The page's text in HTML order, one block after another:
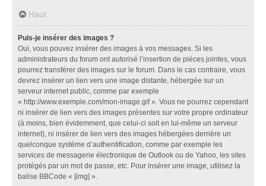
Haut
Puis-je insérer des images ?
Oui, vous pouvez insérer des images à vos messages. Si les
administrateurs du forum ont autorisé l’insertion de pièces jointes, vous
pourrez transférer des images sur le forum. Dans le cas contraire, vous
devrez insérer un lien vers une image distante, hébergée sur un
serveur internet public, comme par exemple
« http://www.exemple.com/mon-image.gif ». Vous ne pourrez cependant
ni insérer de lien vers des images présentes sur votre propre ordinateur
(à moins, bien évidemment, que celui-ci soit en lui-même un serveur
internet), ni insérer de lien vers des images hébergées derrière un
quelconque système d’authentification, comme par exemple les
services de messagerie électronique de Outlook ou de Yahoo, les sites
protégés par un mot de passe, etc. Pour insérer une image, utilisez la
balise BBCode « [img] ».